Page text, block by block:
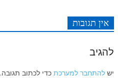
אין תגובות
להגיב
יש להתחבר למערכת כדי לכתוב תגובה.